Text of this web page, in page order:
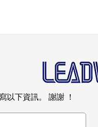
以下資訊。 謝謝 ！